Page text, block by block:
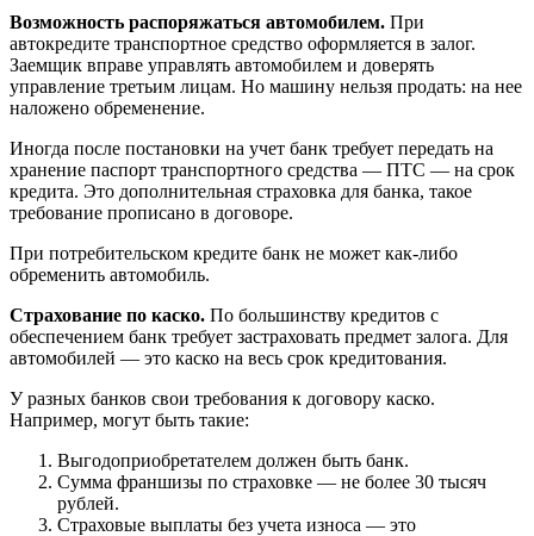
Возможность распоряжаться автомобилем. При
автокредите транспортное средство оформляется в залог.
Заемщик вправе управлять автомобилем и доверять
управление третьим лицам. Но машину нельзя продать: на нее
наложено обременение.
Иногда после постановки на учет банк требует передать на
хранение паспорт транспортного средства — ПТС — на срок
кредита. Это дополнительная страховка для банка, такое
требование прописано в договоре.
При потребительском кредите банк не может как-либо
обременить автомобиль.
Страхование по каско. По большинству кредитов с
обеспечением банк требует застраховать предмет залога. Для
автомобилей — это каско на весь срок кредитования.
У разных банков свои требования к договору каско.
Например, могут быть такие:
Выгодоприобретателем должен быть банк.
Сумма франшизы по страховке — не более 30 тысяч
рублей.
Страховые выплаты без учета износа — это